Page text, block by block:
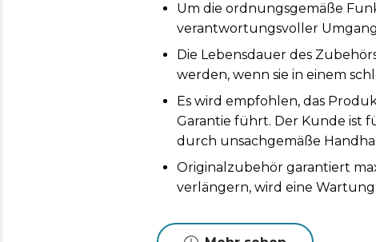
Um die ordnungsgemäße
verantwortungsvoller
Die Lebensdauer des
werden, wenn sie in einem
Es wird empfohlen, das
Garantie führt. Der Kunde ist
durch unsachgemäße
Originalzubehör garantiert
verlängern, wird eine